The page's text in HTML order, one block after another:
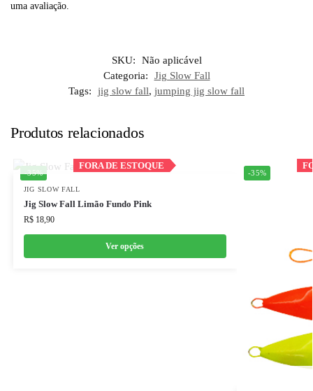
uma avaliação.
SKU:
Não aplicável
Categoria:
Jig Slow Fall
Tags:
jig slow fall, jumping jig slow fall
Produtos relacionados
FORA DE ESTOQUE
-35%
Out of stock
FORA DE ESTOQUE
JIG SLOW FALL
Jig Slow Fall Limão Fundo Pink
R$18,90
Ver opções
-35%